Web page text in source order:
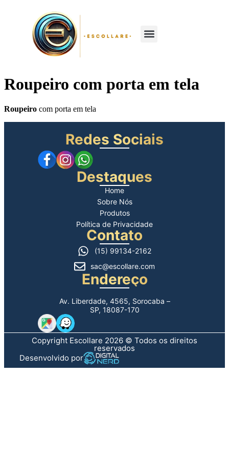
Roupeiro com porta em tela
Roupeiro com porta em tela
Redes Sociais
Destaques
Home
Sobre Nós
Produtos
Política de Privacidade
Contato
(15) 99134-2162
sac@escollare.com
Endereço
Av. Liberdade, 4565, Sorocaba –
SP, 18087-170
Copyright Escollare 2026 © Todos os direitos
reservados
Desenvolvido por